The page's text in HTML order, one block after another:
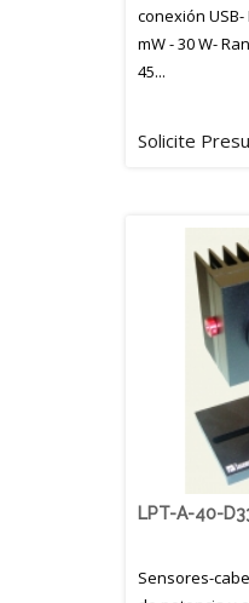
conexión
mW - 30 W-
45...
Solicite
LPT-A-40-
Sensores-